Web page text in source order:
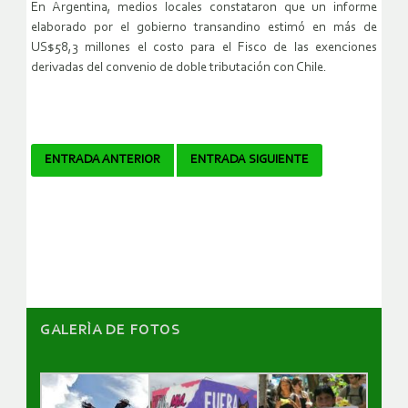
En Argentina, medios locales constataron que un informe
elaborado por el gobierno transandino estimó en más de
US$58,3 millones el costo para el Fisco de las exenciones
derivadas del convenio de doble tributación con Chile.
Navegador
ENTRADA ANTERIOR ENTRADA SIGUIENTE
GALERÌA DE FOTOS